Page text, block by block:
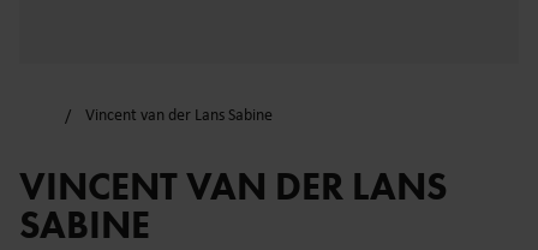
Vincent van der Lans Sabine
VINCENT VAN DER LANS
SABINE